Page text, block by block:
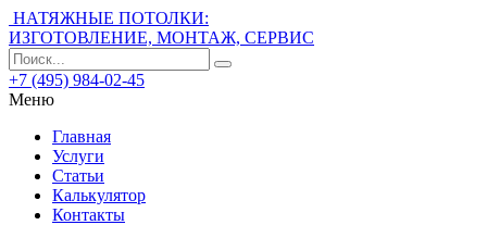
НАТЯЖНЫЕ ПОТОЛКИ:
ИЗГОТОВЛЕНИЕ, МОНТАЖ, СЕРВИС
+7 (495) 984-02-45
Меню
Главная
Услуги
Статьи
Калькулятор
Контакты